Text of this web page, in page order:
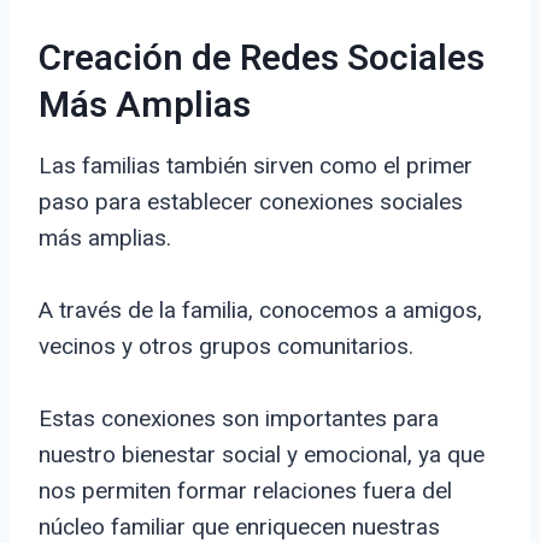
Creación de Redes Sociales
Más Amplias
Las familias también sirven como el primer
paso para establecer conexiones sociales
más amplias.
A través de la familia, conocemos a amigos,
vecinos y otros grupos comunitarios.
Estas conexiones son importantes para
nuestro bienestar social y emocional, ya que
nos permiten formar relaciones fuera del
núcleo familiar que enriquecen nuestras